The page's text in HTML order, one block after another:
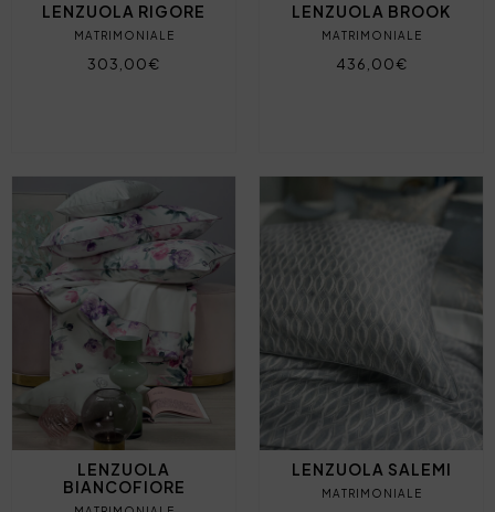
LENZUOLA RIGORE
MATRIMONIALE
303,00€
LENZUOLA BROOK
MATRIMONIALE
436,00€
LENZUOLA
BIANCOFIORE
LENZUOLA SALEMI
MATRIMONIALE